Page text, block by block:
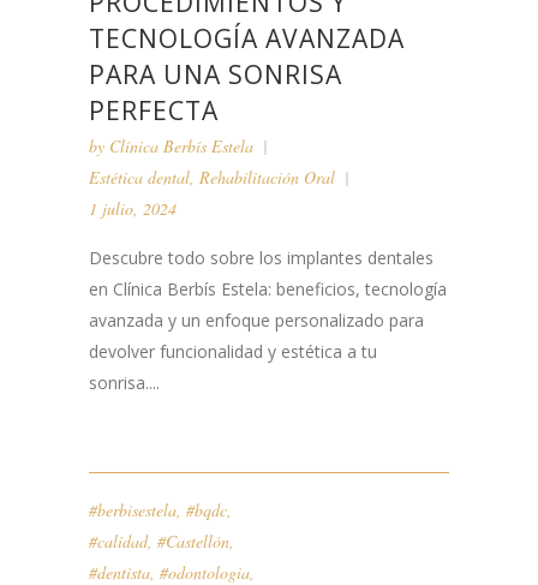
TECNOLOGÍA AVANZADA
PARA UNA SONRISA
PERFECTA
by Clínica Berbís Estela
Estética dental, Rehabilitación Oral
1 julio, 2024
Descubre todo sobre los implantes dentales
en Clínica Berbís Estela: beneficios, tecnología
avanzada y un enfoque personalizado para
devolver funcionalidad y estética a tu
sonrisa....
#berbisestela, #bqdc,
#calidad, #Castellón,
#dentista, #odontologia,